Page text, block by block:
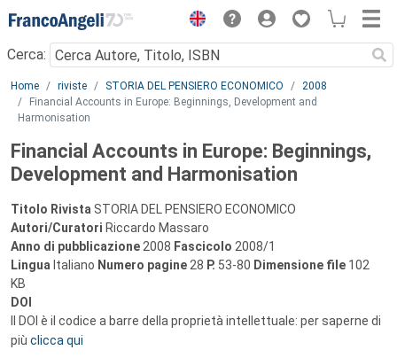
Menu
Cerca:
Main content
Home riviste STORIA DEL PENSIERO ECONOMICO
2008
Financial Accounts in Europe: Beginnings, Development and
Harmonisation
Financial Accounts in Europe: Beginnings,
Development and Harmonisation
Titolo Rivista STORIA DEL PENSIERO ECONOMICO
Autori/Curatori Riccardo Massaro
Anno di pubblicazione 2008 Fascicolo 2008/1
Lingua Italiano Numero pagine 28 P. 53-80 Dimensione file 102
KB
DOI
Il DOI è il codice a barre della proprietà intellettuale: per saperne di
più clicca qui